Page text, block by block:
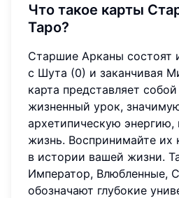
Что такое карты
Таро?
Старшие Арканы состоят
с Шута (0) и заканчивая
карта представляет
жизненный урок,
архетипическую
жизнь. Воспринимайте их
в истории вашей жизни.
Император, Влюбленные,
обозначают глубокие